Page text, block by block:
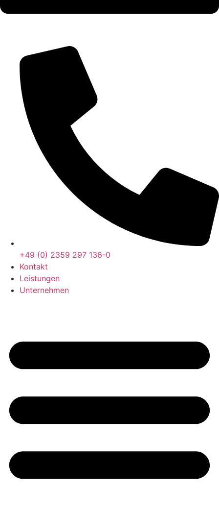
+49 (0) 2359 297 136-0
Kontakt
Leistungen
Unternehmen